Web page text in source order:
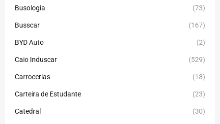
Busologia (73)
Busscar (167)
BYD Auto (2)
Caio Induscar (529)
Carrocerias (18)
Carteira de Estudante (23)
Catedral (30)